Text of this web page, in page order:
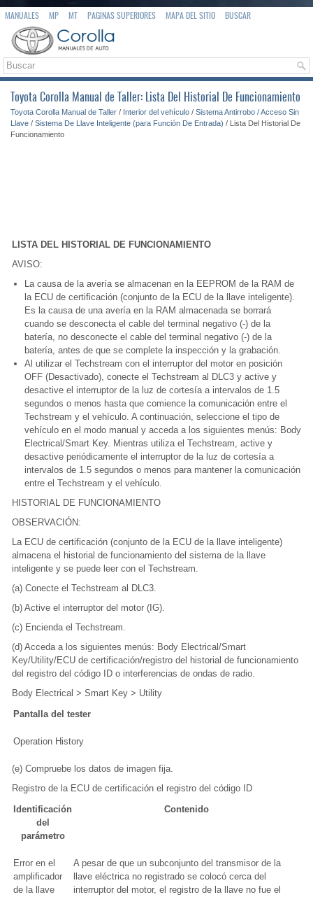
MANUALES MP MT PAGINAS SUPERIORES MAPA DEL SITIO BUSCAR
Toyota Corolla Manual de Taller: Lista Del Historial De Funcionamiento
Toyota Corolla Manual de Taller / Interior del vehículo / Sistema Antirrobo / Acceso Sin
Llave / Sistema De Llave Inteligente (para Función De Entrada) / Lista Del Historial De
Funcionamiento
LISTA DEL HISTORIAL DE FUNCIONAMIENTO
AVISO:
La causa de la avería se almacenan en la EEPROM de la RAM de
la ECU de certificación (conjunto de la ECU de la llave inteligente).
Es la causa de una avería en la RAM almacenada se borrará
cuando se desconecta el cable del terminal negativo (-) de la
batería, no desconecte el cable del terminal negativo (-) de la
batería, antes de que se complete la inspección y la grabación.
Al utilizar el Techstream con el interruptor del motor en posición
OFF (Desactivado), conecte el Techstream al DLC3 y active y
desactive el interruptor de la luz de cortesía a intervalos de 1.5
segundos o menos hasta que comience la comunicación entre el
Techstream y el vehículo. A continuación, seleccione el tipo de
vehículo en el modo manual y acceda a los siguientes menús: Body
Electrical/Smart Key. Mientras utiliza el Techstream, active y
desactive periódicamente el interruptor de la luz de cortesía a
intervalos de 1.5 segundos o menos para mantener la comunicación
entre el Techstream y el vehículo.
HISTORIAL DE FUNCIONAMIENTO
OBSERVACIÓN:
La ECU de certificación (conjunto de la ECU de la llave inteligente)
almacena el historial de funcionamiento del sistema de la llave
inteligente y se puede leer con el Techstream.
(a) Conecte el Techstream al DLC3.
(b) Active el interruptor del motor (IG).
(c) Encienda el Techstream.
(d) Acceda a los siguientes menús: Body Electrical/Smart
Key/Utility/ECU de certificación/registro del historial de funcionamiento
del registro del código ID o interferencias de ondas de radio.
Body Electrical > Smart Key > Utility
Pantalla del tester
Operation History
(e) Compruebe los datos de imagen fija.
Registro de la ECU de certificación el registro del código ID
Identificación
del
parámetro
Contenido
Error en el
amplificador
de la llave
A pesar de que un subconjunto del transmisor de la
llave eléctrica no registrado se colocó cerca del
interruptor del motor, el registro de la llave no fue el